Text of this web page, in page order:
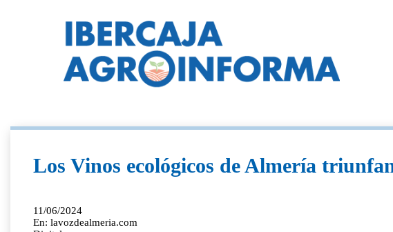
Los Vinos ecológicos de Almería
11/06/2024
En: lavozdealmeria.com